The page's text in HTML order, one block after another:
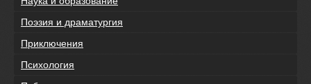
Поэзия и драматургия
Приключения
Психология